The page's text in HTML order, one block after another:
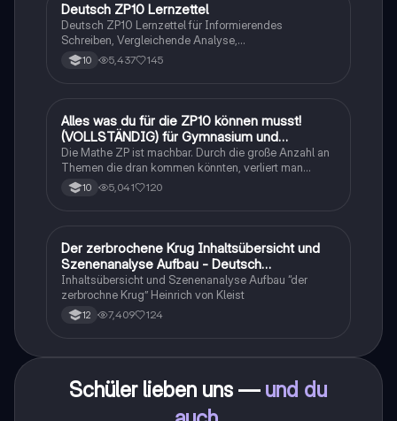
Deutsch
Deutsch ZP10 Lernzettel
Deutsch ZP10 Lernzettel für Informierendes
Schreiben, Vergleichende Analyse,
Sachtexte/Roman/Gedicht..
10 5,437 145
Mathe
Alles was du für die ZP10 können musst!
(VOLLSTÄNDIG) für Gymnasium und
Realschule
Die Mathe ZP ist machbar. Durch die große Anzahl an
Themen die dran kommen könnten, verliert man
schnell den Überblick. Also habe ich von den kleinsten
Themen bis hin zu den größten alles
10 5,041 120
Deutsch
Der zerbrochene Krug Inhaltsübersicht und
Szenenanalyse Aufbau - Deutsch
Q1/Q2/Abitur
Inhaltsübersicht und Szenenanalyse Aufbau “der
zerbrochne Krug” Heinrich von Kleist
12 7,409 124
Schüler lieben uns — und du